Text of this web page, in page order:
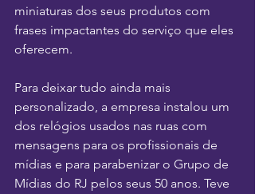
miniaturas dos seus produtos com
frases impactantes do serviço que eles
oferecem.
Para deixar tudo ainda mais
personalizado, a empresa instalou um
dos relógios usados nas ruas com
mensagens para os profissionais de
mídias e para parabenizar o Grupo de
Mídias do RJ pelos seus 50 anos. Teve